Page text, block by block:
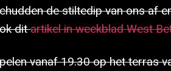
de stiltedip van ons af
ditartikel in weekblad West
vanaf 19.30 op het terras